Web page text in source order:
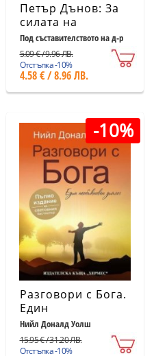
Петър Дънов: За
силата на
мисълта (ново
издание)
Под съставителството на д-р
5.09 € / 9.96 ЛВ.
Отстъпка -10%
4.58 € / 8.96 ЛВ.
-10%
Разговори с Бога.
Един
необикновен
диалог (Пълно
издание)
Нийл Доналд Уолш
15.95 € / 31.20 ЛВ.
Отстъпка -10%